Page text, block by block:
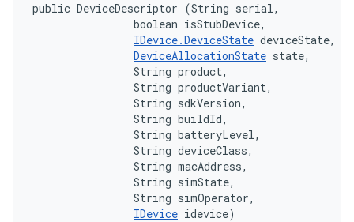
public DeviceDescriptor (String serial,
                boolean isStubDevice,
IDevice.DeviceState deviceState,
DeviceAllocationState state,
                String product,
                String productVariant,
                String sdkVersion,
                String buildId,
                String batteryLevel,
                String deviceClass,
                String macAddress,
                String simState,
                String simOperator,
IDevice idevice)